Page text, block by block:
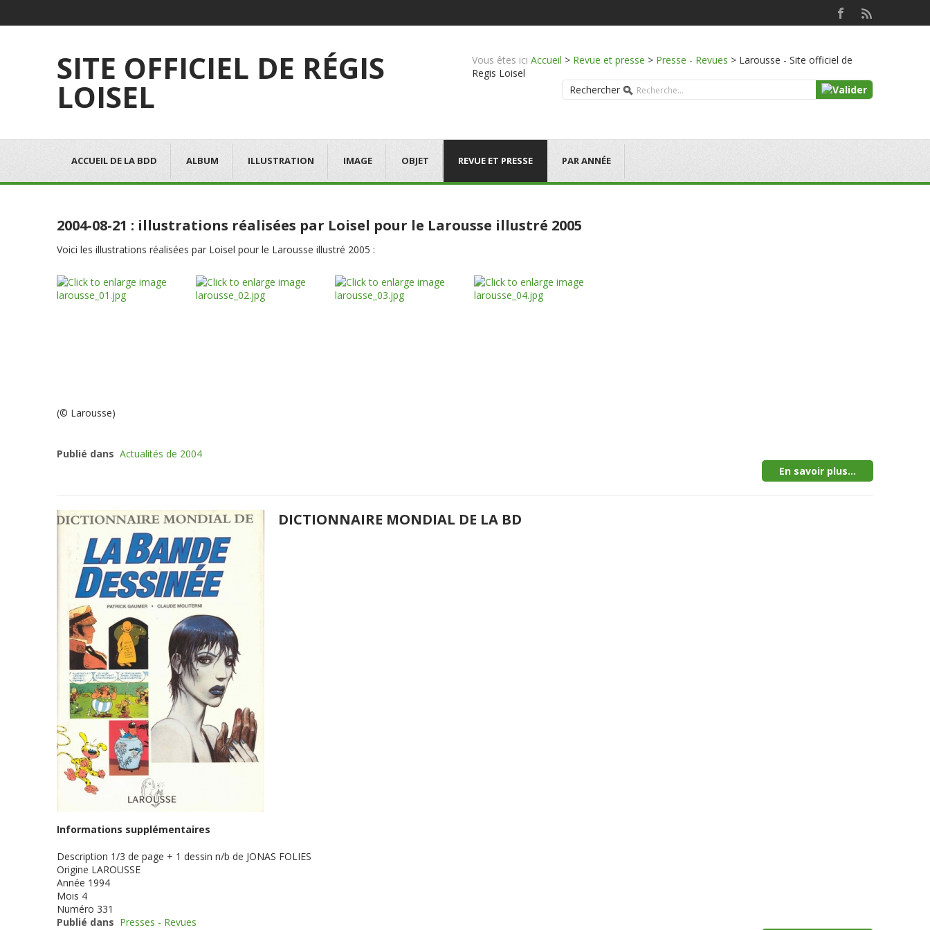
SITE OFFICIEL DE RÉGIS
LOISEL
Vous êtes ici Accueil > Revue et presse > Presse - Revues > Larousse - Site officiel de
Regis Loisel
Rechercher
ACCUEIL DE LA BDD ALBUM ILLUSTRATION IMAGE OBJET REVUE ET PRESSE PAR ANNÉE
2004-08-21 : illustrations réalisées par Loisel pour le Larousse illustré 2005
Voici les illustrations réalisées par Loisel pour le Larousse illustré 2005 :
(© Larousse)
Publié dans Actualités de 2004
En savoir plus...
DICTIONNAIRE MONDIAL DE LA BD
Informations supplémentaires
Description 1/3 de page + 1 dessin n/b de JONAS FOLIES
Origine LAROUSSE
Année 1994
Mois 4
Numéro 331
Publié dans Presses - Revues